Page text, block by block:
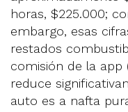
horas, $225.000;
embargo, esas
restados
comisión de la app
reduce
auto es a nafta